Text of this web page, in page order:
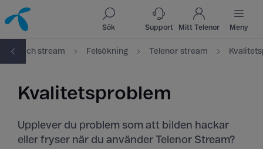
Till innehåll
Till sök
Sök Support Mitt Telenor Meny
Tv och stream Felsökning Telenor stream
Kvalitetsproblem
Upplever du problem som att bilden hackar
eller fryser när du använder Telenor Stream?